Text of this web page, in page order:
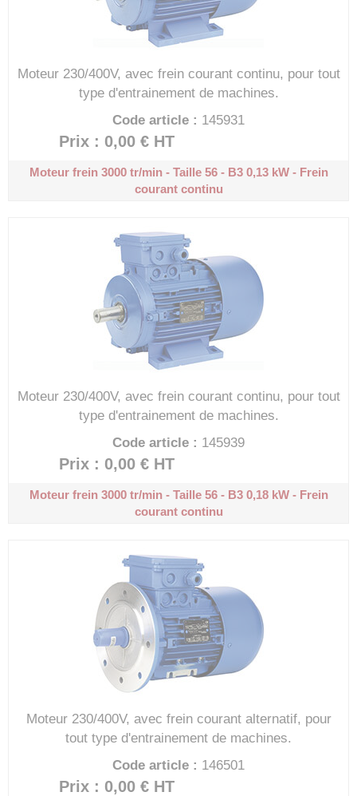
Moteur 230/400V, avec frein courant continu, pour tout
type d'entrainement de machines.
Code article : 145931
Prix : 0,00 € HT
Moteur frein 3000 tr/min - Taille 56 - B30,13 kW - Frein
courant continu
Moteur 230/400V, avec frein courant continu, pour tout
type d'entrainement de machines.
Code article : 145939
Prix : 0,00 € HT
Moteur frein 3000 tr/min - Taille 56 - B30,18 kW - Frein
courant continu
Moteur 230/400V, avec frein courant alternatif, pour
tout type d'entrainement de machines.
Code article : 146501
Prix : 0,00 € HT